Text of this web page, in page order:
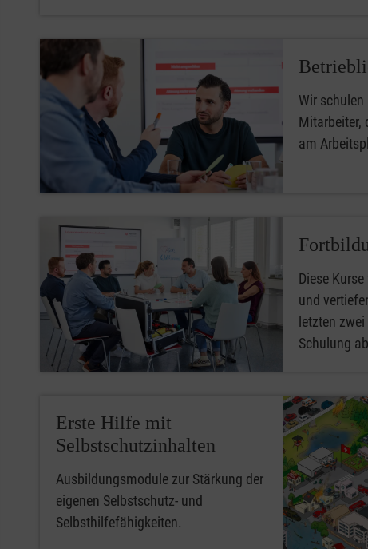
Wir
Mitarbeiter,
am
Diese
und
letzten
Schulung
Erste Hilfe mit
Selbstschutzinhalten
Ausbildungsmodule zur Stärkung der
eigenen Selbstschutz- und
Selbsthilfefähigkeiten.